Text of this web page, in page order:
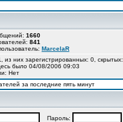
1660
841
MarcelaR
, из них зарегистрированных: 0,
было 04/08/2006 09:03
Нет
за последние пять минут
Пароль: